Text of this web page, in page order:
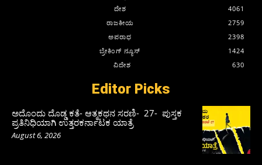
ದೇಶ
4061
ರಾಜಕೀಯ
2759
ಅಪರಾಧ
2398
ಬ್ರೇಕಿಂಗ್ ನ್ಯೂಸ್
1424
ವಿದೇಶ
630
Editor Picks
ಅದೊಂದು ದೊಡ್ಡ ಕತೆ- ಆತ್ಮಕಥನ ಸರಣಿ- 27- ಪುಸ್ತಕ
ಪ್ರತಿನಿಧಿಯಾಗಿ ಉತ್ತರಕರ್ನಾಟಕ ಯಾತ್ರೆ
August 6, 2026